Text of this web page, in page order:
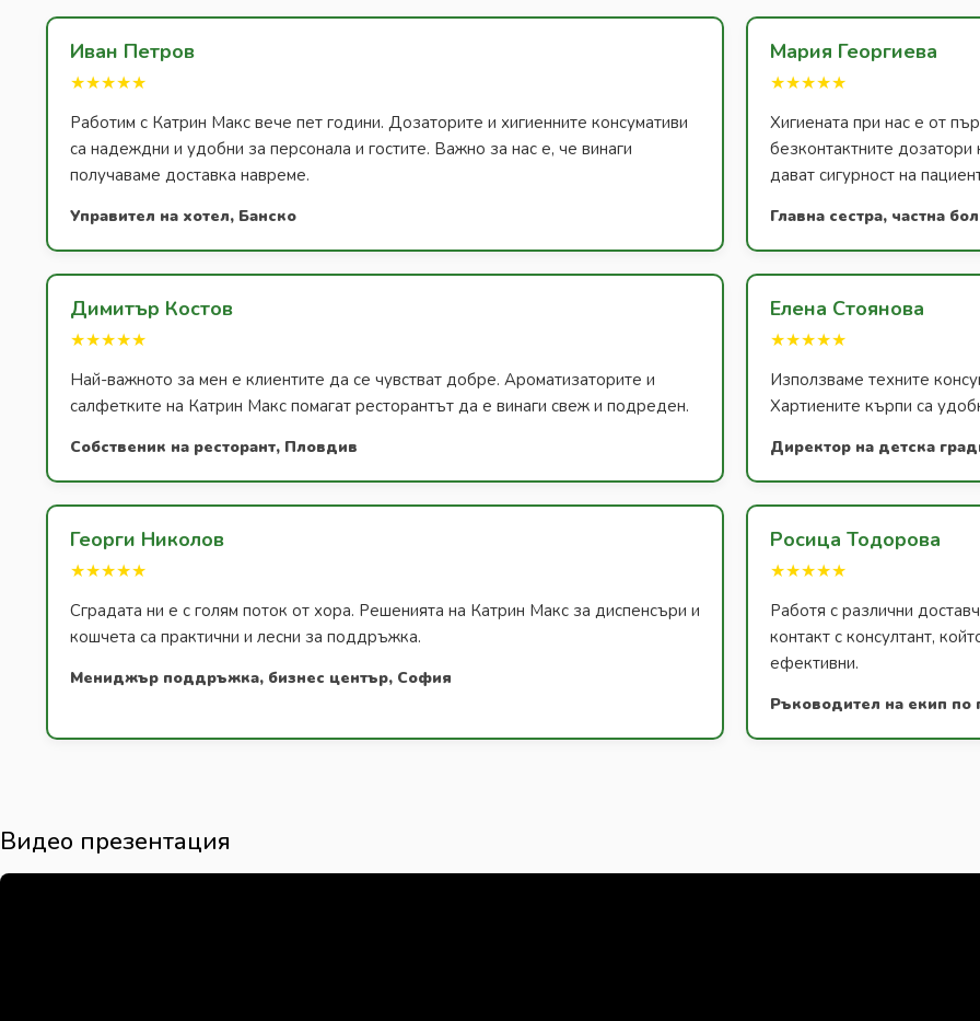
Иван Петров
★★★★★
Работим с Катрин Макс вече пет години. Дозаторите и хигиенните консумативи
са надеждни и удобни за персонала и гостите. Важно за нас е, че винаги
получаваме доставка навреме.
Управител на хотел, Банско
Мария Георгиева
★★★★★
Хигиената при нас е от
безконтактните дозатори
дават сигурност на
Главна сестра, частна
Димитър Костов
★★★★★
Най-важното за мен е клиентите да се чувстват добре. Ароматизаторите и
салфетките на Катрин Макс помагат ресторантът да е винаги свеж и подреден.
Собственик на ресторант, Пловдив
Елена Стоянова
★★★★★
Използваме техните
Хартиените кърпи са
Директор на детска
Георги Николов
★★★★★
Сградата ни е с голям поток от хора. Решенията на Катрин Макс за диспенсъри и
кошчета са практични и лесни за поддръжка.
Мениджър поддръжка, бизнес център, София
Росица Тодорова
★★★★★
Работя с различни
контакт с консултант,
ефективни.
Ръководител на екип по
Видео презентация